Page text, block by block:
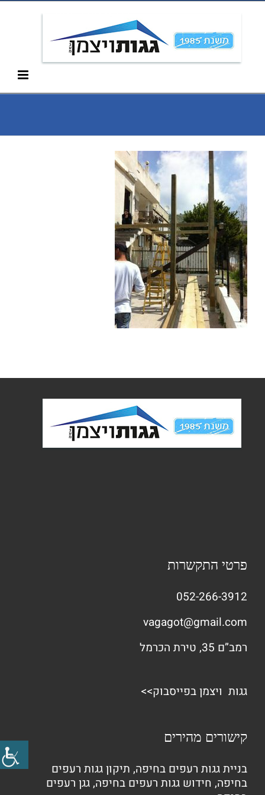
Skip
content
פרטי התקשרות
052-266-3912
vagagot@gmail.com
רמב”ם 35, טירת הכרמל
גגות ויצמן בפייסבוק>>
קישורים מהירים
בניית גגות רעפים בחיפה, תיקון גגות רעפים
בחיפה, חידוש גגות רעפים בחיפה,גגן רעפים